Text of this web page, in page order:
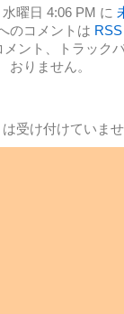
曜日 4:06 PM に
のコメントは
ント、トラック
おりません。
は受け付けていま